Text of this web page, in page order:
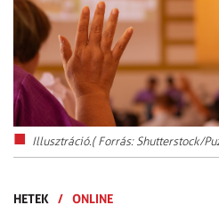
Illusztráció.( Forrás: Shutterstock/
HETEK / ONLINE